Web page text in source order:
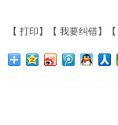
【 打印 】【 我要纠错】【